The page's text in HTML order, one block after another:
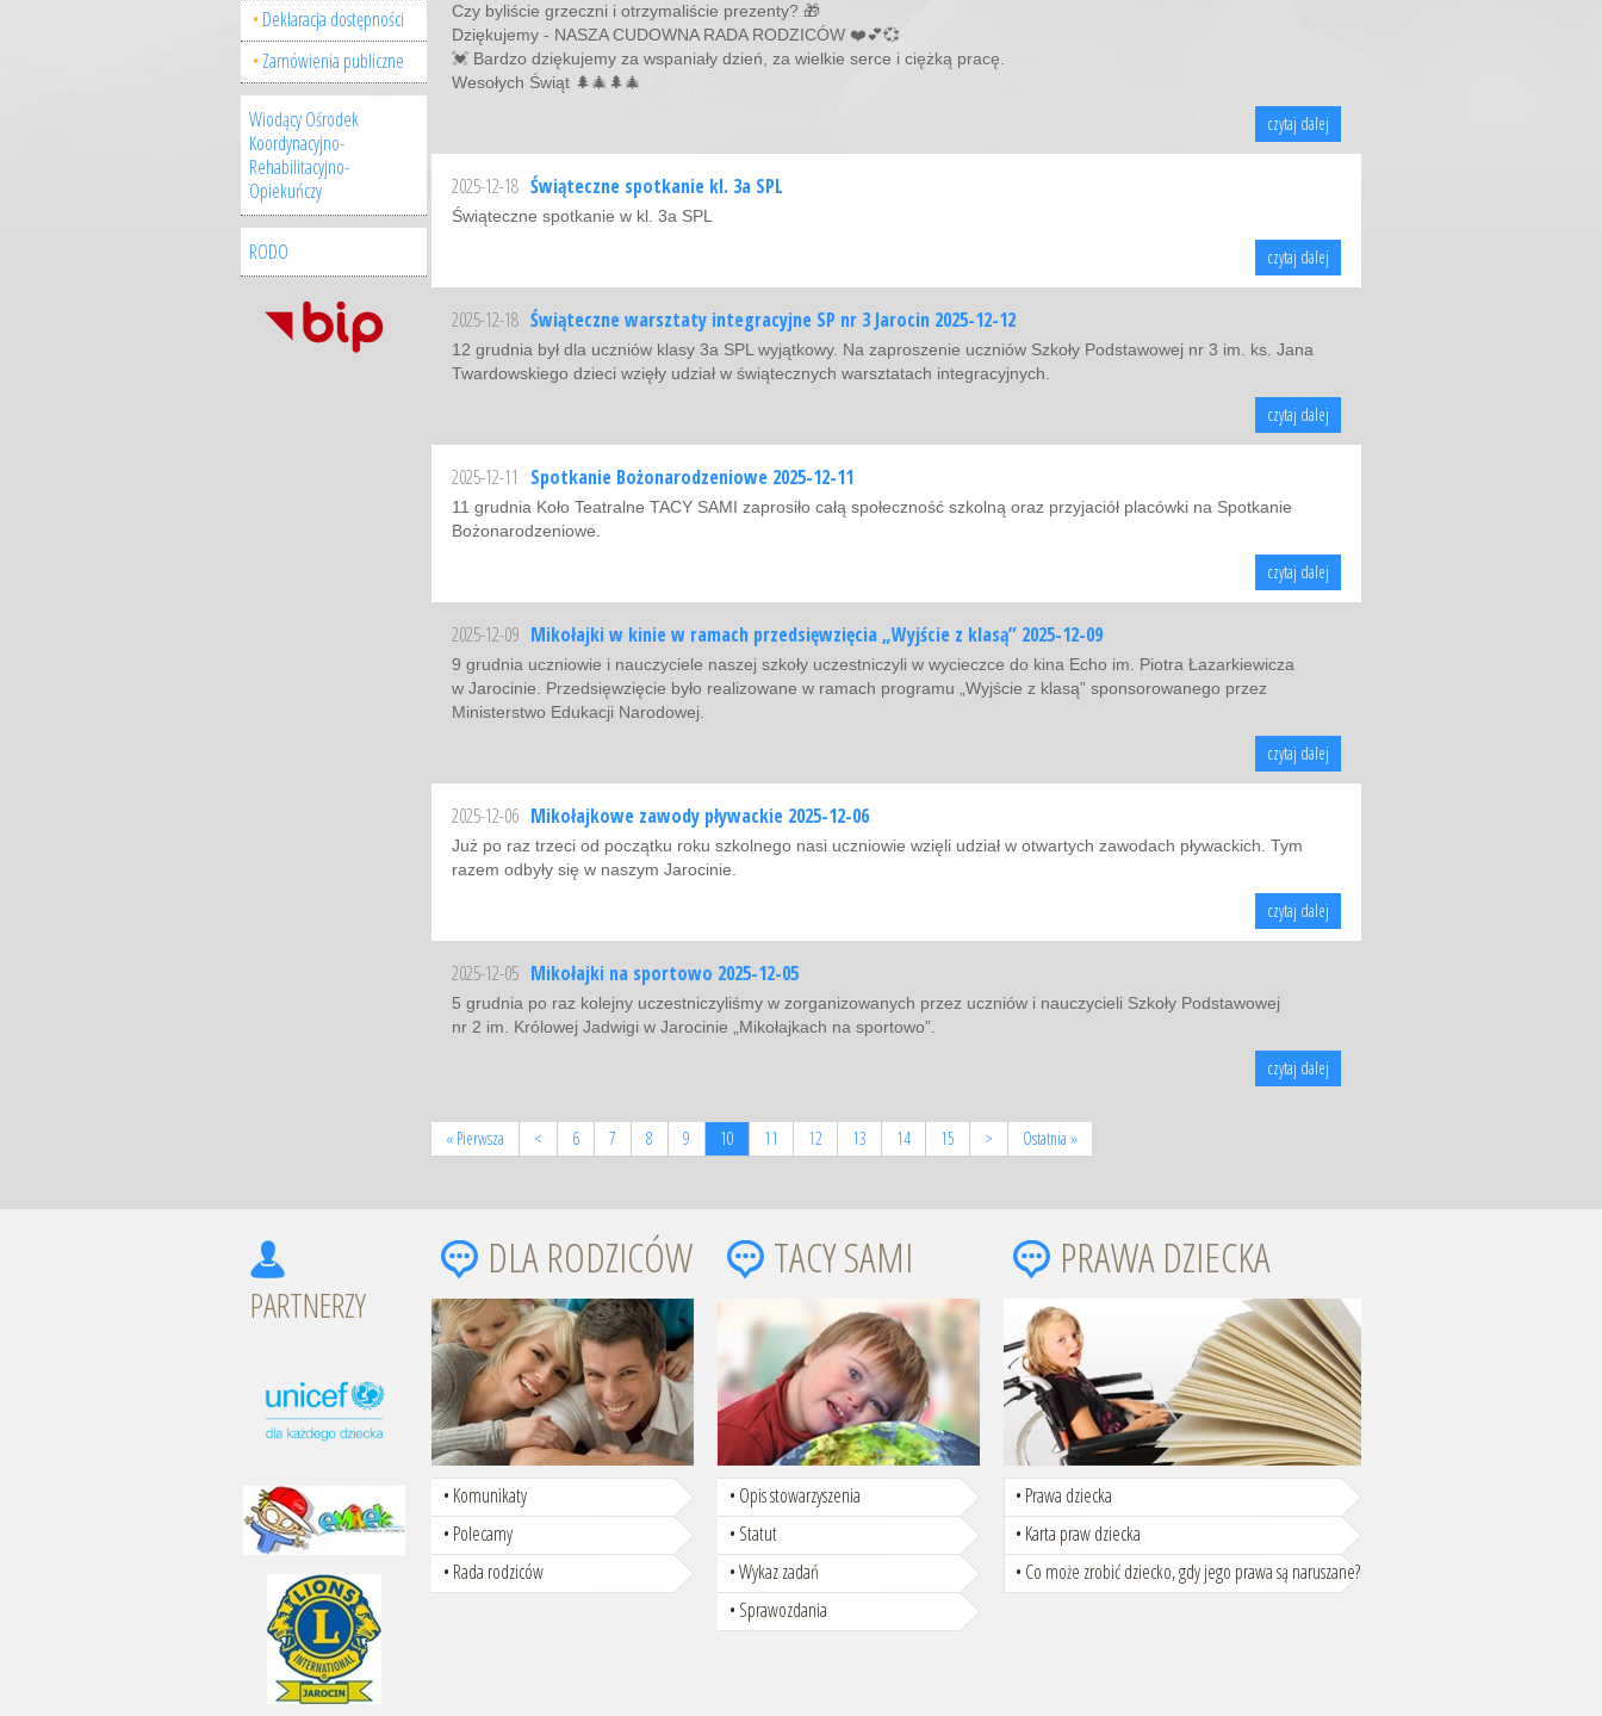
Deklaracja dostępności
Zamówienia publiczne
Wiodący Ośrodek
Koordynacyjno-
Rehabilitacyjno-
Opiekuńczy
RODO
Czy byliście grzeczni i otrzymaliście prezenty? 🎁
Dziękujemy - NASZA CUDOWNA RADA RODZICÓW ❤️💕💞
💓 Bardzo dziękujemy za wspaniały dzień, za wielkie serce i ciężką pracę.
Wesołych Świąt 🌲🎄🌲🎄
czytaj dalej
2025-12-18 Świąteczne spotkanie kl. 3a SPL
Świąteczne spotkanie w kl. 3a SPL
czytaj dalej
2025-12-18 Świąteczne warsztaty integracyjne SP nr 3 Jarocin 2025-12-12
12 grudnia był dla uczniów klasy 3a SPL wyjątkowy. Na zaproszenie uczniów Szkoły Podstawowej nr 3 im. ks. Jana
Twardowskiego dzieci wzięły udział w świątecznych warsztatach integracyjnych.
czytaj dalej
2025-12-11 Spotkanie Bożonarodzeniowe 2025-12-11
11 grudnia Koło Teatralne TACY SAMI zaprosiło całą społeczność szkolną oraz przyjaciół placówki na Spotkanie
Bożonarodzeniowe.
czytaj dalej
2025-12-09 Mikołajki w kinie w ramach przedsięwzięcia „Wyjście z klasą” 2025-12-09
9 grudnia uczniowie i nauczyciele naszej szkoły uczestniczyli w wycieczce do kina Echo im. Piotra Łazarkiewicza
w Jarocinie. Przedsięwzięcie było realizowane w ramach programu „Wyjście z klasą” sponsorowanego przez
Ministerstwo Edukacji Narodowej.
czytaj dalej
2025-12-06 Mikołajkowe zawody pływackie 2025-12-06
Już po raz trzeci od początku roku szkolnego nasi uczniowie wzięli udział w otwartych zawodach pływackich. Tym
razem odbyły się w naszym Jarocinie.
czytaj dalej
2025-12-05 Mikołajki na sportowo 2025-12-05
5 grudnia po raz kolejny uczestniczyliśmy w zorganizowanych przez uczniów i nauczycieli Szkoły Podstawowej
nr 2 im. Królowej Jadwigi w Jarocinie „Mikołajkach na sportowo”.
czytaj dalej
« Pierwsza < 6 7 8 9 10 11 12 13 14 15 > Ostatnia »
PARTNERZY
DLA RODZICÓW
Komunikaty
Polecamy
Rada rodziców
TACY SAMI
Opis stowarzyszenia
Statut
Wykaz zadań
Sprawozdania
PRAWA DZIECKA
Prawa dziecka
Karta praw dziecka
Co może zrobić dziecko, gdy jego prawa są naruszane?